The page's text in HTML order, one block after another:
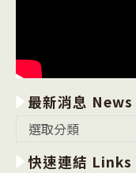
最新消息 News
消
選取分類
快速連結 Links